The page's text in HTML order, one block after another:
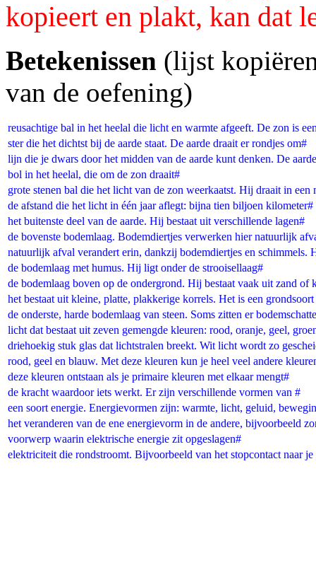
kopieert en plakt, kan dat
Betekenissen (lijst
van de oefening)
reusachtige bal in het heelal die licht en warmte afgeeft. De zon is
ster die het dichtst bij de aarde staat. De aarde draait er rondjes om#
lijn die je dwars door het midden van de aarde kunt denken. De
bol in het heelal, die om de zon draait#
grote stenen bal die het licht van de zon weerkaatst. Hij draait in een
de afstand die het licht in één jaar aflegt: bijna tien biljoen kilometer#
het buitenste deel van de aarde. Hij bestaat uit verschillende lagen#
de bovenste bodemlaag. Bodemdiertjes verwerken hier natuurlijk
natuurlijk afval verandert erin, dankzij bodemdiertjes en schimmels.
de bodemlaag met humus. Hij ligt onder de strooisellaag#
de bodemlaag boven op de ondergrond. Hij bestaat vaak uit zand of
het bestaat uit kleine, platte, plakkerige korrels. Het is een
de onderste, harde bodemlaag van steen. Soms zitten er
licht dat bestaat uit zeven gemengde kleuren: rood, oranje, geel,
driehoekig stuk glas dat lichtstralen breekt. Wit licht wordt zo
rood, geel en blauw. Met deze kleuren kun je heel veel andere
deze kleuren ontstaan als je primaire kleuren met elkaar mengt#
de kracht waardoor iets werkt. Er zijn verschillende vormen van #
een soort energie. Energievormen zijn: warmte, licht, geluid,
het veranderen van de ene energievorm in de andere, bijvoorbeeld
voorwerp waarin elektrische energie zit opgeslagen#
elektriciteit die rondstroomt. Bijvoorbeeld van het stopcontact naar